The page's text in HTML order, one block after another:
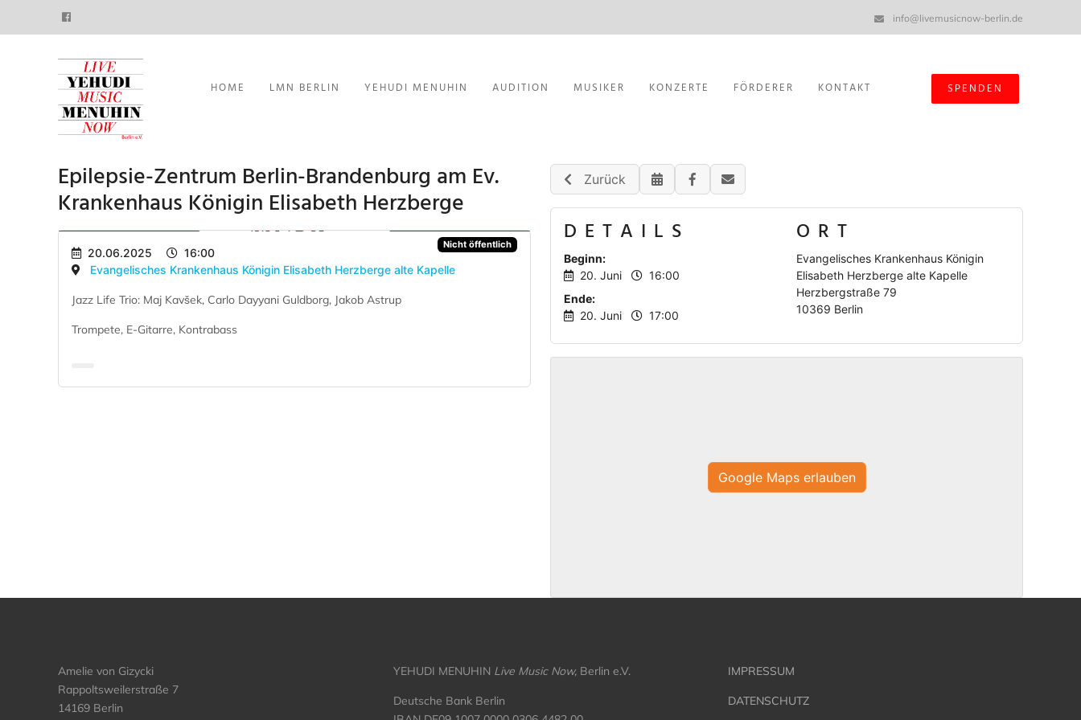
info@livemusicnow-berlin.de
HOME LMN BERLIN YEHUDI MENUHIN AUDITION MUSIKER KONZERTE FÖRDERER KONTAKT SPENDEN
Epilepsie-Zentrum Berlin-Brandenburg am Ev.
Krankenhaus Königin Elisabeth Herzberge
Nicht öffentlich
20.06.2025
16:00
Evangelisches Krankenhaus Königin Elisabeth Herzberge alte Kapelle
Jazz Life Trio: Maj Kavšek, Carlo Dayyani Guldborg, Jakob Astrup
Trompete, E-Gitarre, Kontrabass
Zurück
DETAILS
Beginn:
20. Juni
16:00
Ende:
20. Juni
17:00
ORT
Evangelisches Krankenhaus Königin
Elisabeth Herzberge alte Kapelle
Herzbergstraße 79
10369 Berlin
Google Maps erlauben
Amelie von Gizycki
Rappoltsweilerstraße 7
14169 Berlin
YEHUDI MENUHIN Live Music Now, Berlin e.V.
Deutsche Bank Berlin
IMPRESSUM
DATENSCHUTZ